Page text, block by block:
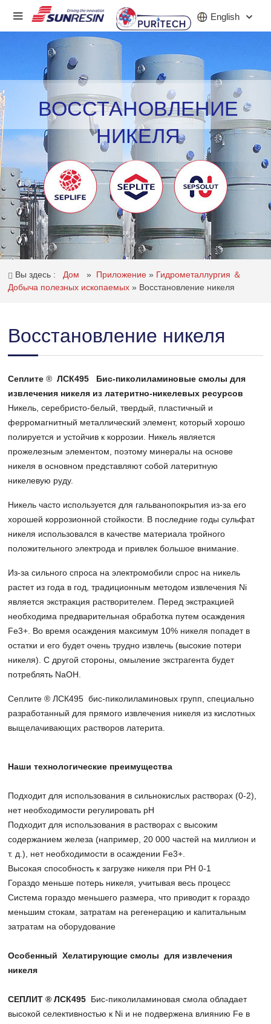
English
КОМПАНИЯ
ПРОДУКТ
ПРИЛОЖЕНИЕ
ИНВЕСТОРЫ
НОВОСТИ
КАРЬЕРА
КОНТАКТ
ВОССТАНОВЛЕНИЕ
НИКЕЛЯ
Вы здесь : Дом » Приложение» Гидрометаллургия ＆
Добыча полезных ископаемых» Восстановление никеля
Восстановление никеля
Сеплите® ЛСК495
Бис-пиколиламиновые смолы для
извлечения никеля из латеритно-никелевых ресурсов
Никель, серебристо-белый, твердый, пластичный и
ферромагнитный металлический элемент, который хорошо
полируется и устойчив к коррозии. Никель является
прожелезным элементом, поэтому минералы на основе
никеля в основном представляют собой латеритную
никелевую руду.
Никель часто используется для гальванопокрытия из-за его
хорошей коррозионной стойкости. В последние годы сульфат
никеля использовался в качестве материала тройного
положительного электрода и привлек большое внимание.
Из-за сильного спроса на электромобили спрос на никель
растет из года в год, традиционным методом извлечения Ni
является экстракция растворителем. Перед экстракцией
необходима предварительная обработка путем осаждения
Fe3+. Во время осаждения максимум 10% никеля попадет в
остатки и его будет очень трудно извлечь (высокие потери
никеля). С другой стороны, омыление экстрагента будет
потреблять NaOH.
Сеплите ® ЛСК495 бис-пиколиламиновых групп, специально
разработанный для прямого извлечения никеля из кислотных
выщелачивающих растворов латерита.
Наши технологические преимущества
Подходит для использования в сильнокислых растворах (0-2),
нет необходимости регулировать pH
Подходит для использования в растворах с высоким
содержанием железа (например, 20 000 частей на миллион и
т. д.), нет необходимости в осаждении Fe3+.
Высокая способность к загрузке никеля при PH 0-1
Гораздо меньше потерь никеля, учитывая весь процесс
Система гораздо меньшего размера, что приводит к гораздо
меньшим стокам, затратам на регенерацию и капитальным
затратам на оборудование
ОсобенныйХелатирующие смолы для извлечения
никеля
СЕПЛИТ ® ЛСК495 Бис-пиколиламиновая смола обладает
высокой селективностью к Ni и не подвержена влиянию Fe в